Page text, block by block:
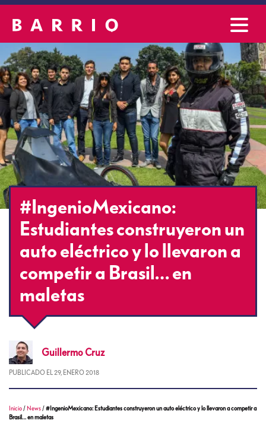
#IngenioMexicano:
Estudiantes construyeron un
auto eléctrico y lo llevaron a
competir a Brasil… en
maletas
Guillermo Cruz
PUBLICADO EL 29, ENERO 2018
Inicio / News /#IngenioMexicano: Estudiantes construyeron un auto eléctrico y lo llevaron a competir a
Brasil… en maletas